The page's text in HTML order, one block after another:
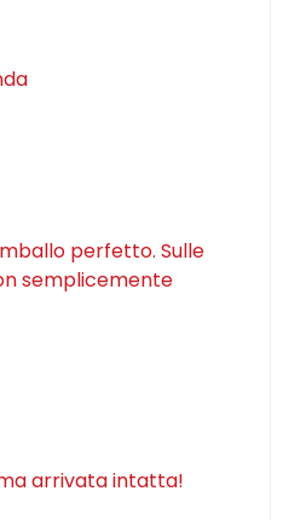
perfetto. Sulle
semplicemente
arrivata intatta!